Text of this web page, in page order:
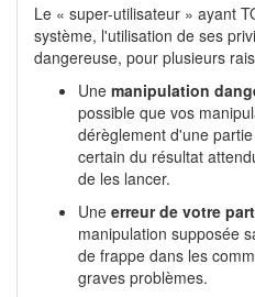
Le « super-utilisateur » ayant
système, l'utilisation de ses
dangereuse, pour plusieurs
Une manipulation
possible que vos
dérèglement d'une
certain du résultat
de les lancer.
Une erreur de votre part
manipulation supposée
de frappe dans les
graves problèmes.